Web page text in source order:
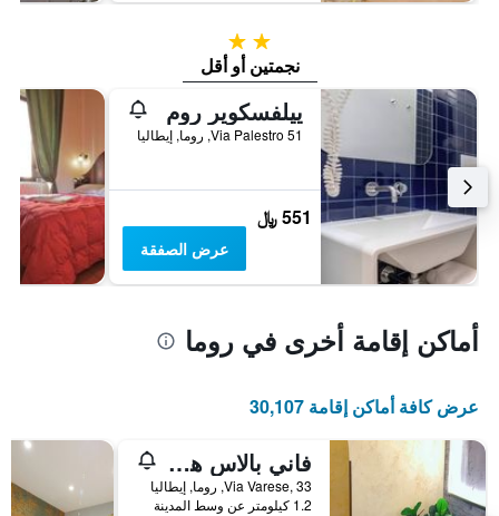
2 نجمتين
نجمتين أو أقل
ييلفسكوير روم
Via Palestro 51, روما, إيطاليا
551 ﷼
عرض الصفقة
أماكن إقامة أخرى في روما
عرض كافة أماكن إقامة 30,107
فاني بالاس هوستل
Via Varese, 33, روما, إيطاليا
1.2 كيلومتر عن وسط المدينة